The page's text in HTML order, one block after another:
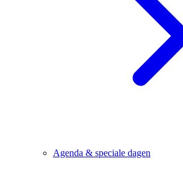
Agenda & speciale dagen